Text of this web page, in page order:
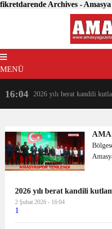
fikretdarende Archives - Amasya
MENÜ
16:04 2026 yılı berat kandili
2026 yılı berat kandili
2 Şubat 2026 - 16:04
1